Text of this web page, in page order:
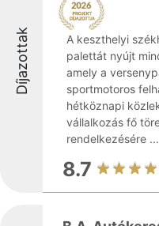
Díjazottak
A keszthelyi
palettát nyújt
amely a
sportmotoros
hétköznapi
vállalkozás fő
rendelkezésére ...
8.7